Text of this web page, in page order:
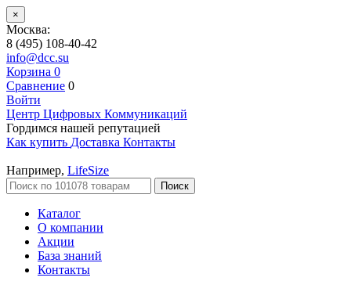
×
Москва:
8 (495) 108-40-42
info@dcc.su
Корзина 0
Сравнение 0
Войти
Центр Цифровых Коммуникаций
Гордимся нашей репутацией
Как купить Доставка Контакты
Например, LifeSize
Поиск
Каталог
О компании
Акции
База знаний
Контакты